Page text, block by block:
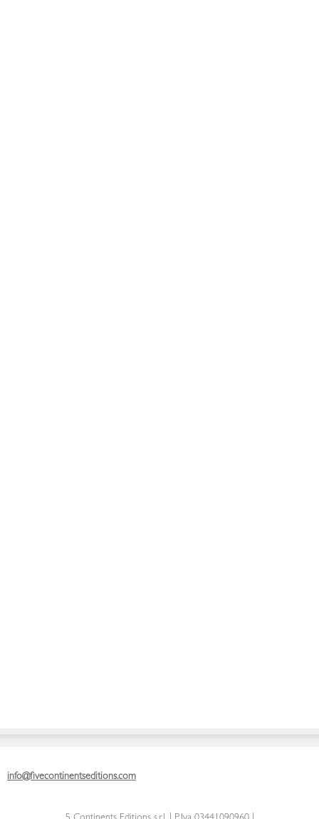
info@fivecontinentseditions.com